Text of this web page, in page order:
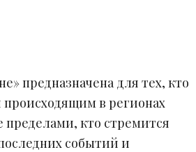
предназначена для тех, кто
происходящим в регионах
пределами, кто стремится
событий и